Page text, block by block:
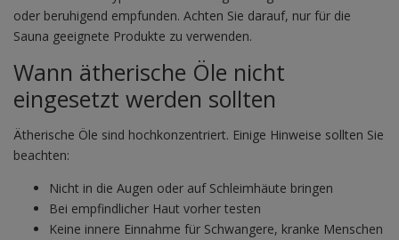
oder beruhigend empfunden. Achten Sie darauf, nur für die
Sauna geeignete Produkte zu verwenden.
Wann ätherische Öle nicht
eingesetzt werden sollten
Ätherische Öle sind hochkonzentriert. Einige Hinweise sollten Sie
beachten:
Nicht in die Augen oder auf Schleimhäute bringen
Bei empfindlicher Haut vorher testen
Keine innere Einnahme für Schwangere, kranke Menschen